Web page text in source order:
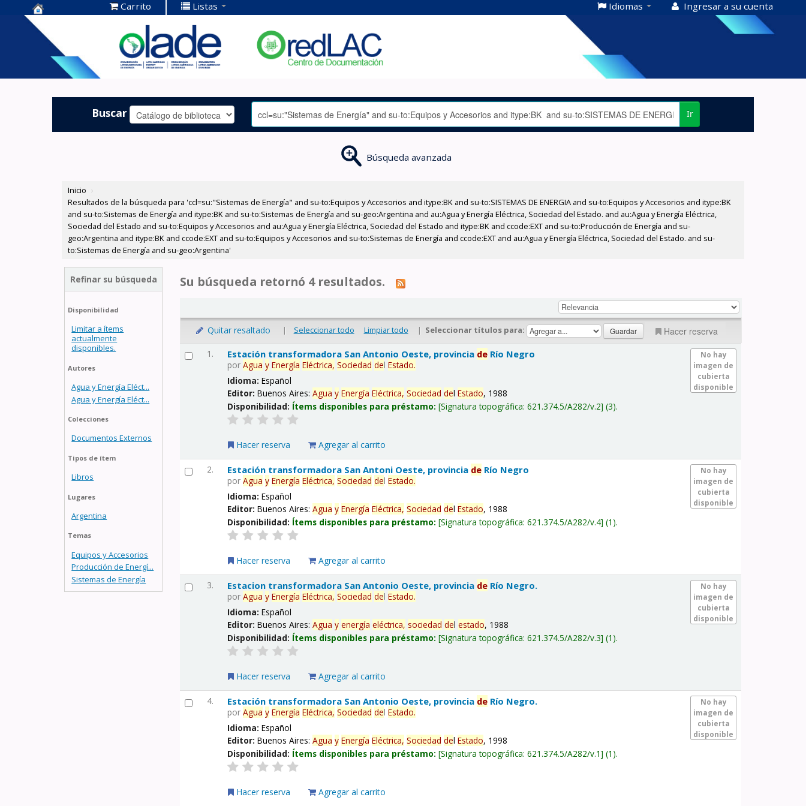
Centro de
Documentación
OLADE -
Carrito Listas Idiomas Ingresar a su cuenta
Buscar Ir
Búsqueda avanzada
Inicio ›
Resultados de la búsqueda para 'ccl=su:"Sistemas de Energía" and su-to:Equipos y Accesorios and itype:BK and su-to:SISTEMAS DE ENERGIA and su-to:Equipos y Accesorios and itype:BK
and su-to:Sistemas de Energía and itype:BK and su-to:Sistemas de Energía and su-geo:Argentina and au:Agua y Energía Eléctrica, Sociedad del Estado. and au:Agua y Energía Eléctrica,
Sociedad del Estado and su-to:Equipos y Accesorios and au:Agua y Energía Eléctrica, Sociedad del Estado and itype:BK and ccode:EXT and su-to:Producción de Energía and su-
geo:Argentina and itype:BK and ccode:EXT and su-to:Equipos y Accesorios and su-to:Sistemas de Energía and ccode:EXT and au:Agua y Energía Eléctrica, Sociedad del Estado. and su-
to:Sistemas de Energía and su-geo:Argentina'
Refinar su búsqueda
Disponibilidad
Limitar a ítems
actualmente
disponibles.
Autores
Agua y Energía Eléct...
Agua y Energía Eléct...
Colecciones
Documentos Externos
Tipos de ítem
Libros
Lugares
Argentina
Temas
Equipos y Accesorios
Producción de Energí...
Sistemas de Energía
Su búsqueda retornó 4 resultados.
Quitar resaltado | Seleccionar todo Limpiar todo | Seleccionar títulos para: Hacer reserva
1.
No hay
imagen de
cubierta
disponible
Estación transformadora San Antonio Oeste, provincia de Río Negro
porAgua y Energía Eléctrica, Sociedad delEstado.
Idioma:Español
Editor:Buenos Aires:Agua y Energía Eléctrica, Sociedad delEstado, 1988
Disponibilidad: Ítems disponibles para préstamo: Signatura topográfica:621.374.5/A282/v.2 (3).
Hacer reserva Agregar al carrito
2.
No hay
imagen de
cubierta
disponible
Estación transformadora San Antoni Oeste, provincia de Río Negro
porAgua y Energía Eléctrica, Sociedad delEstado.
Idioma:Español
Editor:Buenos Aires:Agua y Energía Eléctrica, Sociedad delEstado, 1988
Disponibilidad: Ítems disponibles para préstamo: Signatura topográfica:621.374.5/A282/v.4 (1).
Hacer reserva Agregar al carrito
3.
No hay
imagen de
cubierta
disponible
Estacion transformadora San Antonio Oeste, provincia de Río Negro.
porAgua y Energía Eléctrica, Sociedad delEstado.
Idioma:Español
Editor:Buenos Aires:Agua y energía eléctrica, sociedad delestado, 1988
Disponibilidad: Ítems disponibles para préstamo: Signatura topográfica:621.374.5/A282/v.3 (1).
Hacer reserva Agregar al carrito
4.
No hay
imagen de
cubierta
disponible
Estación transformadora San Antonio Oeste, provincia de Río Negro.
porAgua y Energía Eléctrica, Sociedad delEstado.
Idioma:Español
Editor:Buenos Aires:Agua y Energía Eléctrica, Sociedad delEstado, 1998
Disponibilidad: Ítems disponibles para préstamo: Signatura topográfica:621.374.5/A282/v.1 (1).
Hacer reserva Agregar al carrito